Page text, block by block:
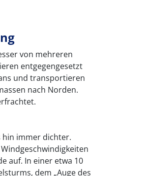
von mehreren
entgegengesetzt
und transportieren
nach Norden.
hin immer dichter.
auf. In einer etwa 10
dem „Auge des